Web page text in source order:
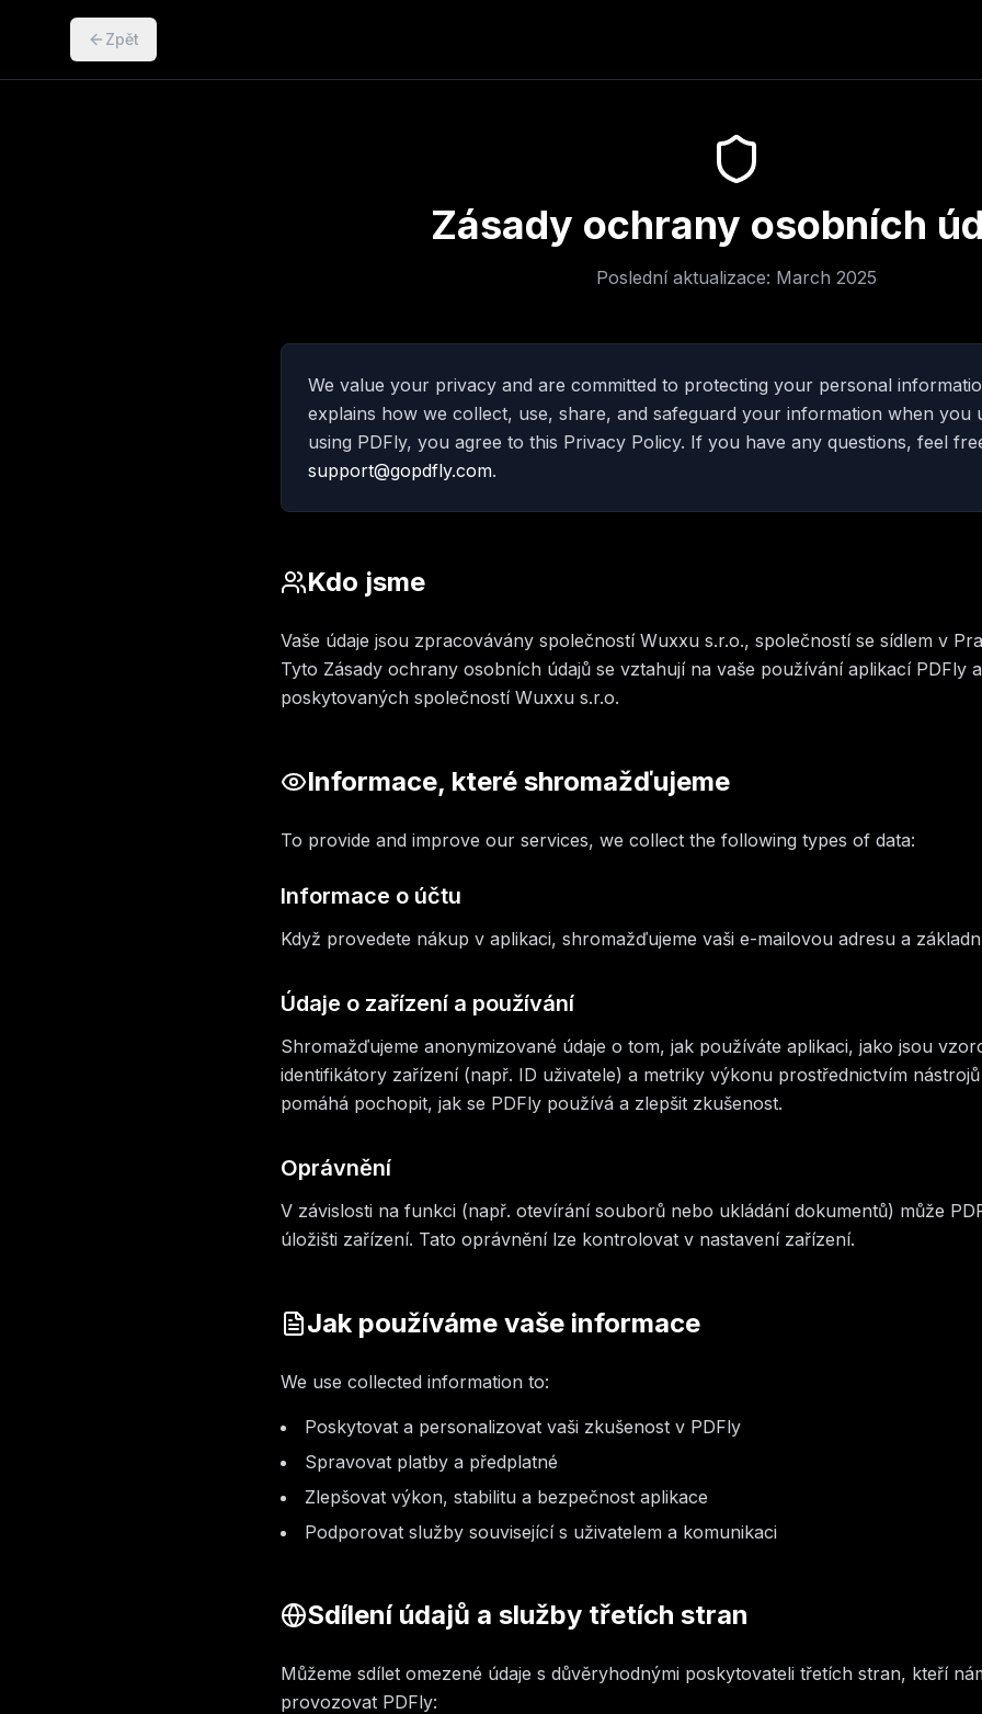
Zpět
Zásady ochrany osobních
Poslední aktualizace: March 2025
We value your privacy and are committed to protecting your personal
explains how we collect, use, share, and safeguard your information when you
using PDFly, you agree to this Privacy Policy. If you have any questions, feel
support@gopdfly.com.
Kdo jsme
Vaše údaje jsou zpracovávány společností Wuxxu s.r.o., společností se sídlem v
Tyto Zásady ochrany osobních údajů se vztahují na vaše používání aplikací PDFly
poskytovaných společností Wuxxu s.r.o.
Informace, které shromažďujeme
To provide and improve our services, we collect the following types of data:
Informace o účtu
Když provedete nákup v aplikaci, shromažďujeme vaši e-mailovou adresu a
Údaje o zařízení a používání
Shromažďujeme anonymizované údaje o tom, jak používáte aplikaci, jako jsou
identifikátory zařízení (např. ID uživatele) a metriky výkonu prostřednictvím
pomáhá pochopit, jak se PDFly používá a zlepšit zkušenost.
Oprávnění
V závislosti na funkci (např. otevírání souborů nebo ukládání dokumentů) může
úložišti zařízení. Tato oprávnění lze kontrolovat v nastavení zařízení.
Jak používáme vaše informace
We use collected information to:
Poskytovat a personalizovat vaši zkušenost v PDFly
Spravovat platby a předplatné
Zlepšovat výkon, stabilitu a bezpečnost aplikace
Podporovat služby související s uživatelem a komunikaci
Sdílení údajů a služby třetích stran
Můžeme sdílet omezené údaje s důvěryhodnými poskytovateli třetích stran, kteří
provozovat PDFly: